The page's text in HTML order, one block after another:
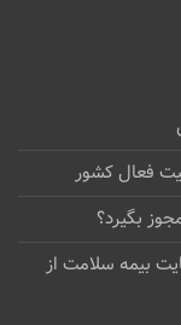
فعال کشور
بگیرد؟
حمایت بیمه سلامت از